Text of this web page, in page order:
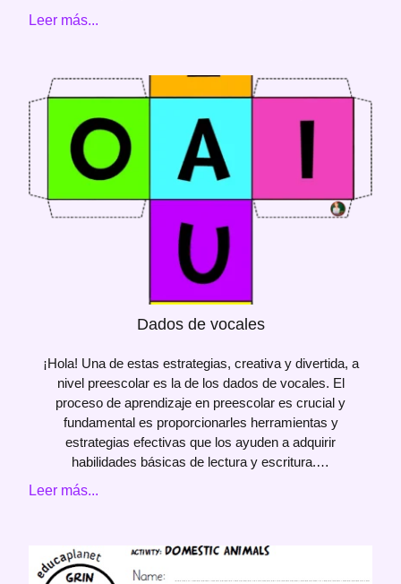
Leer más...
Dados de vocales
¡Hola! Una de estas estrategias, creativa y divertida, a
nivel preescolar es la de los dados de vocales. El
proceso de aprendizaje en preescolar es crucial y
fundamental es proporcionarles herramientas y
estrategias efectivas que los ayuden a adquirir
habilidades básicas de lectura y escritura.…
Leer más...